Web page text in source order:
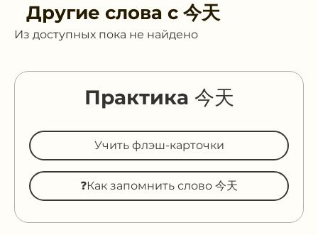
Другие слова с 今天
Из доступных пока не найдено
Практика 今天
Учить флэш-карточки
❓Как запомнить слово 今天